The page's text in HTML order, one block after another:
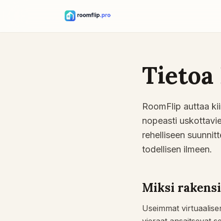
Tietoa
RoomFlip auttaa
nopeasti
rehelliseen
todellisen ilmeen.
Miksi
Useimmat